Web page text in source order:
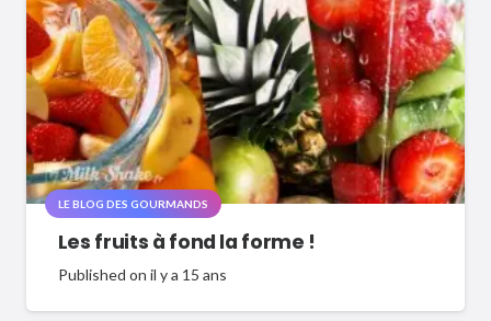
LE BLOG DES GOURMANDS
Les fruits à fond la forme !
Published on il y a 15 ans